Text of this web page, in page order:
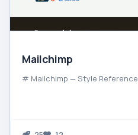
Mailchimp
# Mailchimp — Style Reference